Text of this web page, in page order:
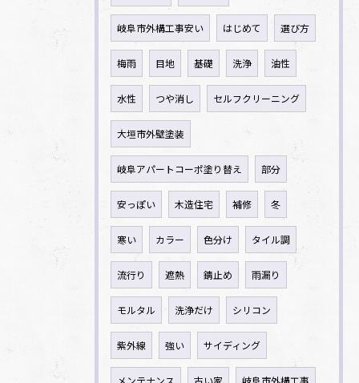
岐阜市外構工事安い はじめて 選び方
梅雨 目地 基礎 洗浄 油性
水性 つや消し セルフクリーニング
大垣市外壁塗装
岐阜アパートコーポ塗り替え 部分
安っぽい 木造住宅 補修 冬
寒い カラー 色分け タイル調
流行り 遮熱 錆止め 雨漏り
モルタル 洗浄だけ シリコン
紫外線 強い サイディング
メンテナンス 古い家 岐阜市外構工事